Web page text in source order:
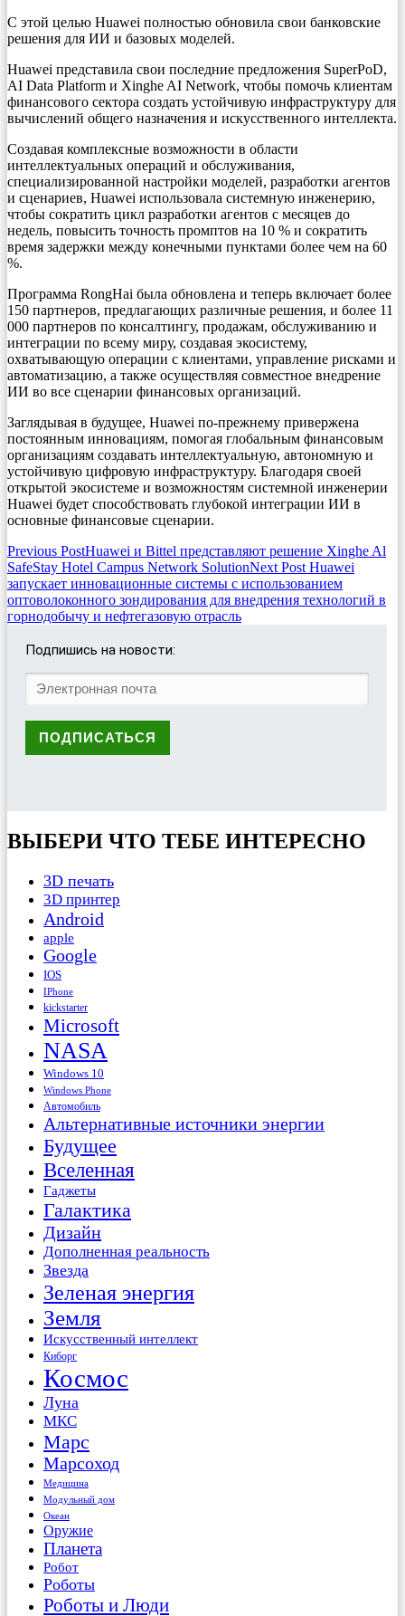
С этой целью Huawei полностью обновила свои банковские
решения для ИИ и базовых моделей.
Huawei представила свои последние предложения SuperPoD,
AI Data Platform и Xinghe AI Network, чтобы помочь клиентам
финансового сектора создать устойчивую инфраструктуру для
вычислений общего назначения и искусственного интеллекта.
Создавая комплексные возможности в области
интеллектуальных операций и обслуживания,
специализированной настройки моделей, разработки агентов
и сценариев, Huawei использовала системную инженерию,
чтобы сократить цикл разработки агентов с месяцев до
недель, повысить точность промптов на 10 % и сократить
время задержки между конечными пунктами более чем на 60
%.
Программа RongHai была обновлена и теперь включает более
150 партнеров, предлагающих различные решения, и более 11
000 партнеров по консалтингу, продажам, обслуживанию и
интеграции по всему миру, создавая экосистему,
охватывающую операции с клиентами, управление рисками и
автоматизацию, а также осуществляя совместное внедрение
ИИ во все сценарии финансовых организаций.
Заглядывая в будущее, Huawei по-прежнему привержена
постоянным инновациям, помогая глобальным финансовым
организациям создавать интеллектуальную, автономную и
устойчивую цифровую инфраструктуру. Благодаря своей
открытой экосистеме и возможностям системной инженерии
Huawei будет способствовать глубокой интеграции ИИ в
основные финансовые сценарии.
Post
navigation
Previous PostHuawei и Bittel представляют решение Xinghe Al
SafeStay Hotel Campus Network SolutionNext Post Huawei
запускает инновационные системы с использованием
оптоволоконного зондирования для внедрения технологий в
горнодобычу и нефтегазовую отрасль
Подпишись на новости:
ВЫБЕРИ ЧТО ТЕБЕ ИНТЕРЕСНО
3D печать
3D принтер
Android
apple
Google
IOS
IPhone
kickstarter
Microsoft
NASA
Windows 10
Windows Phone
Автомобиль
Альтернативные источники энергии
Будущее
Вселенная
Гаджеты
Галактика
Дизайн
Дополненная реальность
Звезда
Зеленая энергия
Земля
Искусственный интеллект
Киборг
Космос
Луна
МКС
Марс
Марсоход
Медицина
Модульный дом
Океан
Оружие
Планета
Робот
Роботы
Роботы и Люди